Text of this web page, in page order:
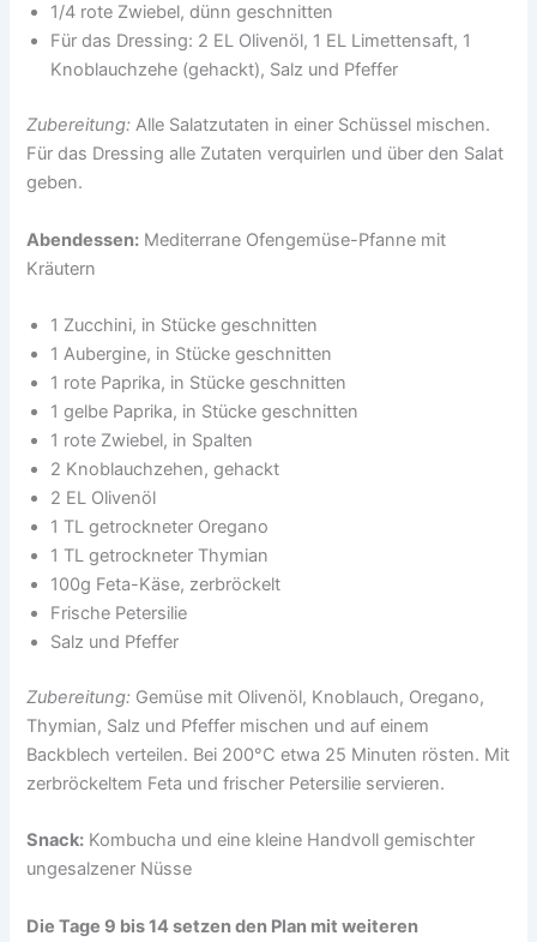
1/4 rote Zwiebel, dünn geschnitten
Für das Dressing: 2 EL Olivenöl, 1 EL Limettensaft, 1
Knoblauchzehe (gehackt), Salz und Pfeffer
Zubereitung: Alle Salatzutaten in einer Schüssel mischen.
Für das Dressing alle Zutaten verquirlen und über den Salat
geben.
Abendessen: Mediterrane Ofengemüse-Pfanne mit
Kräutern
1 Zucchini, in Stücke geschnitten
1 Aubergine, in Stücke geschnitten
1 rote Paprika, in Stücke geschnitten
1 gelbe Paprika, in Stücke geschnitten
1 rote Zwiebel, in Spalten
2 Knoblauchzehen, gehackt
2 EL Olivenöl
1 TL getrockneter Oregano
1 TL getrockneter Thymian
100g Feta-Käse, zerbröckelt
Frische Petersilie
Salz und Pfeffer
Zubereitung: Gemüse mit Olivenöl, Knoblauch, Oregano,
Thymian, Salz und Pfeffer mischen und auf einem
Backblech verteilen. Bei 200°C etwa 25 Minuten rösten. Mit
zerbröckeltem Feta und frischer Petersilie servieren.
Snack: Kombucha und eine kleine Handvoll gemischter
ungesalzener Nüsse
Die Tage 9 bis 14 setzen den Plan mit weiteren